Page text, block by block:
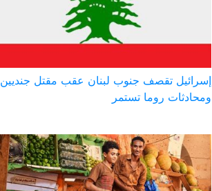
إسرائيل تقصف جنوب لبنان عقب مقتل جنديين
ومحادثات روما تستمر